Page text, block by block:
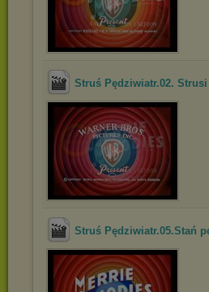
Struś Pędziwiatr.02.
Struś Pędziwiatr.05.Stań